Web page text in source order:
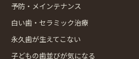
予防・メインテナンス
白い歯・セラミック治療
永久歯が生えてこない
子どもの歯並びが気になる